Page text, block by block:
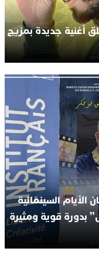
أغنية جديدة بمزيج
الأيام السينمائية
بدورة قوية ومثيرة